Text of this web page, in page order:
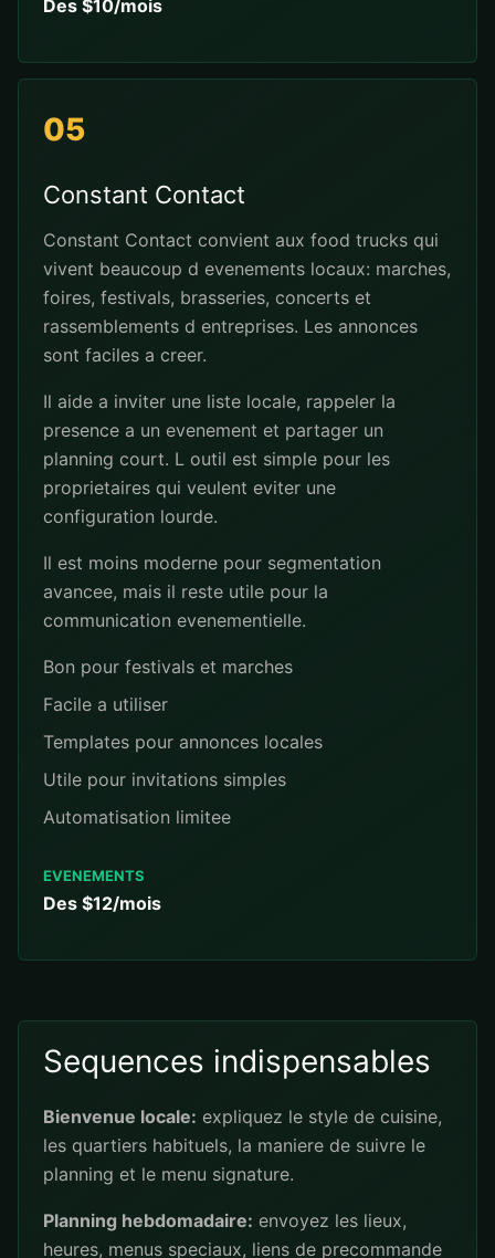
Des $10/mois
05
Constant Contact
Constant Contact convient aux food trucks qui
vivent beaucoup d evenements locaux: marches,
foires, festivals, brasseries, concerts et
rassemblements d entreprises. Les annonces
sont faciles a creer.
Il aide a inviter une liste locale, rappeler la
presence a un evenement et partager un
planning court. L outil est simple pour les
proprietaires qui veulent eviter une
configuration lourde.
Il est moins moderne pour segmentation
avancee, mais il reste utile pour la
communication evenementielle.
Bon pour festivals et marches
Facile a utiliser
Templates pour annonces locales
Utile pour invitations simples
Automatisation limitee
EVENEMENTS
Des $12/mois
Sequences indispensables
Bienvenue locale: expliquez le style de cuisine,
les quartiers habituels, la maniere de suivre le
planning et le menu signature.
Planning hebdomadaire: envoyez les lieux,
heures, menus speciaux, liens de precommande